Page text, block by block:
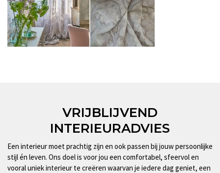
VRIJBLIJVEND
INTERIEURADVIES
Een interieur moet prachtig zijn en ook passen bij jouw persoonlijke
stijl én leven. Ons doel is voor jou een comfortabel, sfeervol en
vooral uniek interieur te creëren waarvan je iedere dag geniet, een